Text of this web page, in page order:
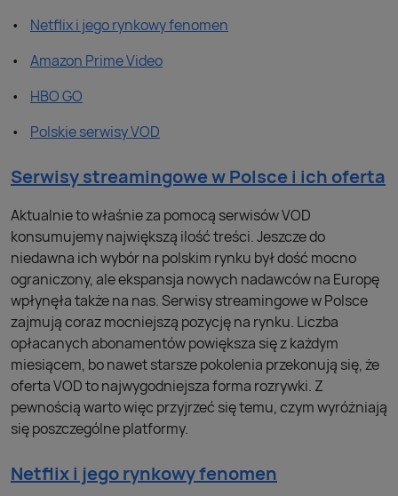
Netflix i jego rynkowy fenomen
Amazon Prime Video
HBO GO
Polskie serwisy VOD
Serwisy streamingowe w Polsce i ich oferta
Aktualnie to właśnie za pomocą serwisów VOD
konsumujemy największą ilość treści. Jeszcze do
niedawna ich wybór na polskim rynku był dość mocno
ograniczony, ale ekspansja nowych nadawców na Europę
wpłynęła także na nas. Serwisy streamingowe w Polsce
zajmują coraz mocniejszą pozycję na rynku. Liczba
opłacanych abonamentów powiększa się z każdym
miesiącem, bo nawet starsze pokolenia przekonują się, że
oferta VOD to najwygodniejsza forma rozrywki. Z
pewnością warto więc przyjrzeć się temu, czym wyróżniają
się poszczególne platformy.
Netflix i jego rynkowy fenomen